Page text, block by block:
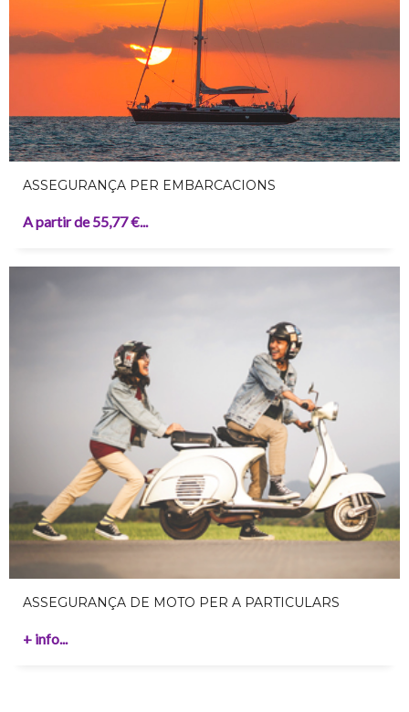
ASSEGURANÇA PER EMBARCACIONS
A partir de 55,77 €...
ASSEGURANÇA DE MOTO PER A PARTICULARS
+ info...